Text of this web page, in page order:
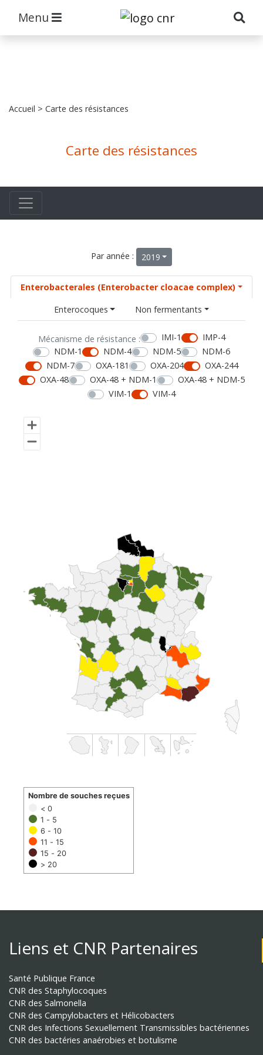
Menu
Accueil > Carte des résistances
Carte des résistances
Par année : 2019
Enterobacterales (Enterobacter cloacae complex)
Enterocoques
Non fermentants
Mécanisme de résistance : IMI-1
IMP-4
NDM-1
NDM-4 NDM-5
NDM-6
NDM-7
OXA-181 OXA-204
OXA-244
OXA-48
OXA-48 + NDM-1
OXA-48 + NDM-5
VIM-1
VIM-4
< 0
1 - 5
6 - 10
11 - 15
15 - 20
> 20
Nombre de souches reçues
Liens et CNR Partenaires
Santé Publique France
CNR des Staphylocoques
CNR des Salmonella
CNR des Campylobacters et Hélicobacters
CNR des Infections Sexuellement Transmissibles bactériennes
CNR des bactéries anaérobies et botulisme